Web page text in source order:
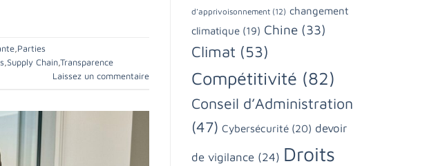
,Parties
,Supply Chain,Transparence
Laissez un commentaire
d'apprivoisonnement (12) changement
climatique (19) Chine (33)
Climat (53)
Compétitivité (82)
Conseil d’Administration
(47) Cybersécurité (20) devoir
de vigilance (24) Droits